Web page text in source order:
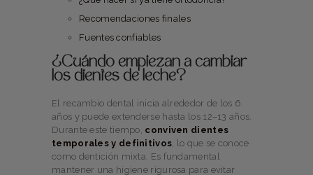
Recomendaciones finales
Fuentes confiables
¿Cuándo empiezan a cambiar
los dientes de leche?
El recambio dental inicia alrededor de los 6
años y puede extenderse hasta los 12–13 años.
Durante este tiempo, conviven dientes
temporales y definitivos , lo que se conoce
como dentición mixta. Es fundamental
mantener una higiene rigurosa para evitar